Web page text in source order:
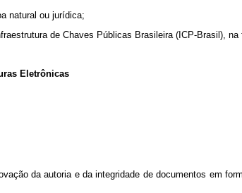
natural ou jurídica;
de Chaves Públicas Brasileira (ICP-Brasil),
Eletrônicas
da autoria e da integridade de documentos em